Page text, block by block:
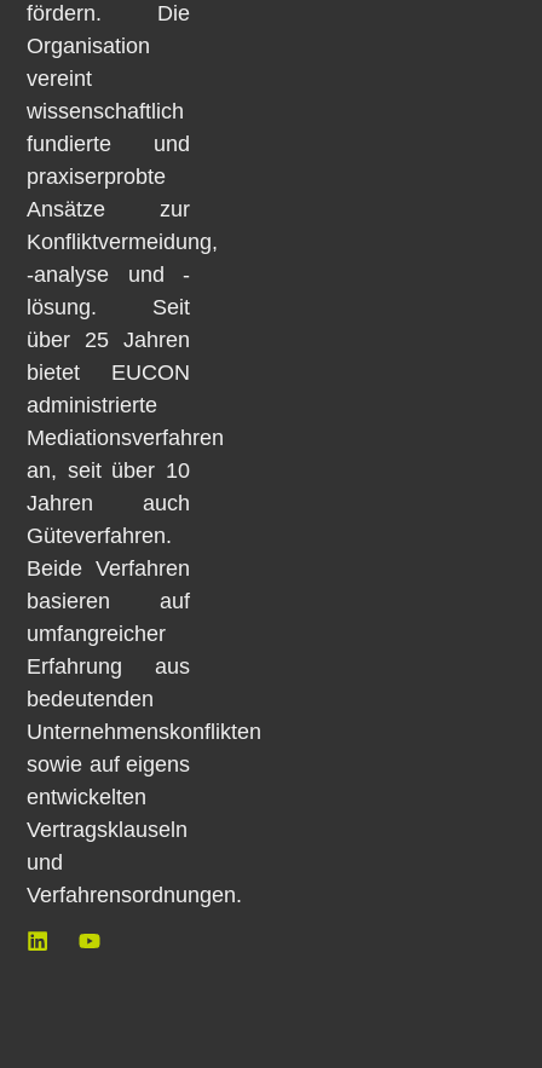
fördern. Die
Organisation
vereint
wissenschaftlich
fundierte und
praxiserprobte
Ansätze zur
Konfliktvermeidung,
-analyse und -
lösung. Seit
über 25 Jahren
bietet EUCON
administrierte
Mediationsverfahren
an, seit über 10
Jahren auch
Güteverfahren.
Beide Verfahren
basieren auf
umfangreicher
Erfahrung aus
bedeutenden
Unternehmenskonflikten
sowie auf eigens
entwickelten
Vertragsklauseln
und
Verfahrensordnungen.